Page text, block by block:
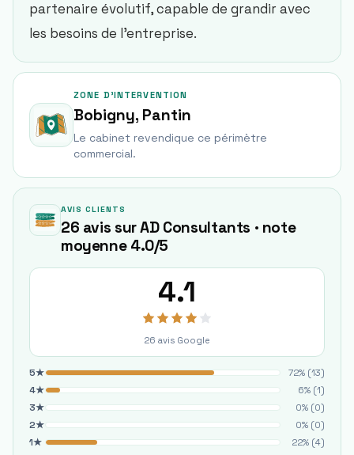
partenaire évolutif, capable de grandir avec
les besoins de l’entreprise.
ZONE D'INTERVENTION
Bobigny, Pantin
Le cabinet revendique ce périmètre
commercial.
AVIS CLIENTS
26 avis sur AD Consultants · note
moyenne 4.0/5
4.1
26 avis Google
5★ 72% (13)
4★ 6% (1)
3★ 0% (0)
2★ 0% (0)
1★ 22% (4)